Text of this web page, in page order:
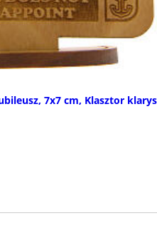
7x7 cm, Klasztor